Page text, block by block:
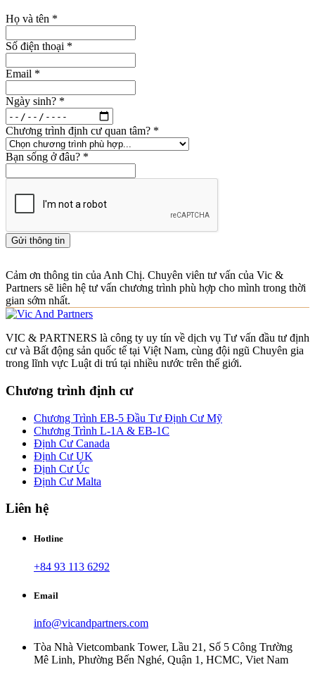
Họ và tên *
Số điện thoại *
Email *
Ngày sinh? *
Chương trình định cư quan tâm? *
Bạn sống ở đâu? *
Gửi thông tin
Cảm ơn thông tin của Anh Chị. Chuyên viên tư vấn của Vic &
Partners sẽ liên hệ tư vấn chương trình phù hợp cho mình trong thời
gian sớm nhất.
VIC & PARTNERS là công ty uy tín về dịch vụ Tư vấn đầu tư định
cư và Bất động sản quốc tế tại Việt Nam, cùng đội ngũ Chuyên gia
trong lĩnh vực Luật di trú tại nhiều nước trên thế giới.
Chương trình định cư
Chương Trình EB-5 Đầu Tư Định Cư Mỹ
Chương Trình L-1A & EB-1C
Định Cư Canada
Định Cư UK
Định Cư Úc
Định Cư Malta
Liên hệ
Hotline
+84 93 113 6292
Email
info@vicandpartners.com
Tòa Nhà Vietcombank Tower, Lầu 21, Số 5 Công Trường
Mê Linh, Phường Bến Nghé, Quận 1, HCMC, Viet Nam